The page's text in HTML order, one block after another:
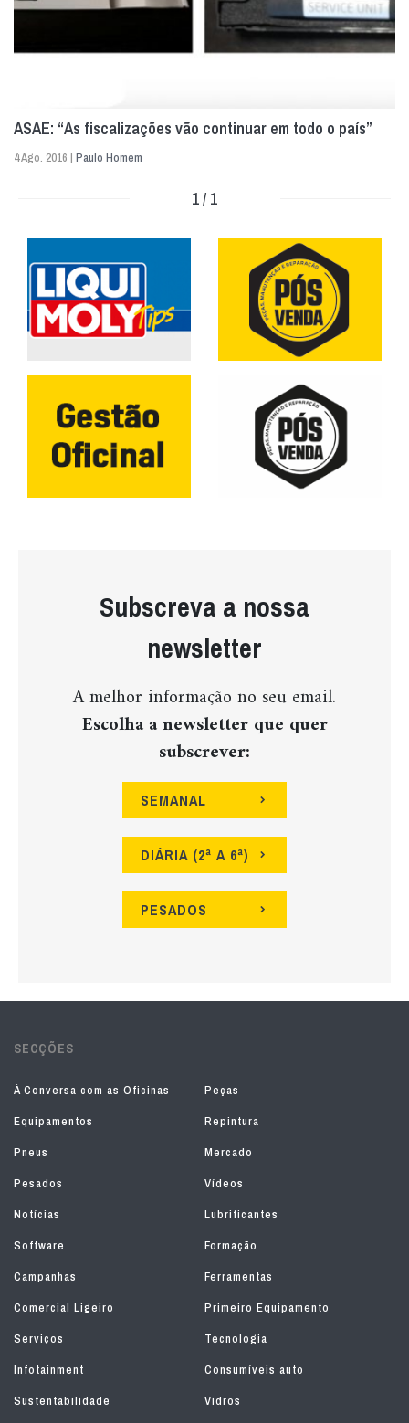
ASAE: “As fiscalizações vão continuar em todo o país”
4 Ago. 2016 | Paulo Homem
1 / 1
Subscreva a nossa
newsletter
A melhor informação no seu email.
Escolha a newsletter que quer
subscrever:
SEMANAL
DIÁRIA (2ª A 6ª)
PESADOS
SECÇÕES
À Conversa com as Oficinas
Peças
Equipamentos
Repintura
Pneus
Mercado
Pesados
Vídeos
Notícias
Lubrificantes
Software
Formação
Campanhas
Ferramentas
Comercial Ligeiro
Primeiro Equipamento
Serviços
Tecnologia
Infotainment
Consumíveis auto
Sustentabilidade
Vidros